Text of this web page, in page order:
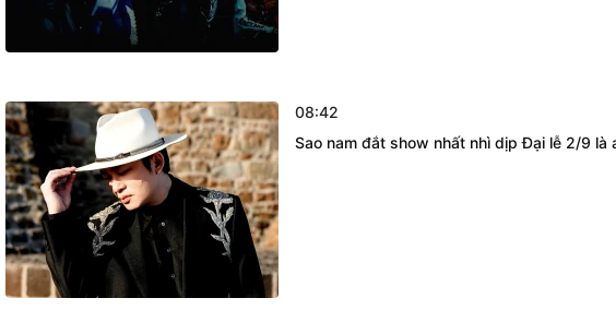
08:42
Sao nam đắt show nhất nhì dịp Đại lễ 2/9 là